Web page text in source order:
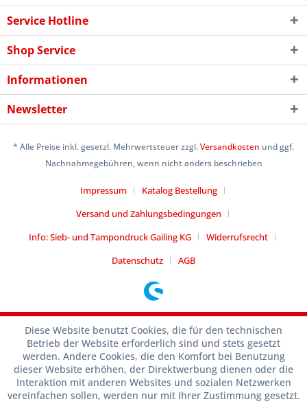
Service Hotline
Shop Service
Informationen
Newsletter
* Alle Preise inkl. gesetzl. Mehrwertsteuer zzgl.Versandkosten und ggf.
Nachnahmegebühren, wenn nicht anders beschrieben
Impressum
Katalog Bestellung
Versand und Zahlungsbedingungen
Info: Sieb- und Tampondruck Gailing KG
Widerrufsrecht
Datenschutz
AGB
Diese Website benutzt Cookies, die für den technischen
Betrieb der Website erforderlich sind und stets gesetzt
werden. Andere Cookies, die den Komfort bei Benutzung
dieser Website erhöhen, der Direktwerbung dienen oder die
Interaktion mit anderen Websites und sozialen Netzwerken
vereinfachen sollen, werden nur mit Ihrer Zustimmung gesetzt.